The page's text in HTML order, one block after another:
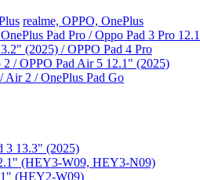
realme, OPPO, OnePlus
Pad Pro / Oppo Pad 3 Pro
(2025) / OPPO Pad 4 Pro
2 / OPPO Pad Air 5 12.1" (2025)
Air 2 / OnePlus Pad Go
3 13.3" (2025)
(HEY3-W09, HEY3-N09)
(HEY2-W09)